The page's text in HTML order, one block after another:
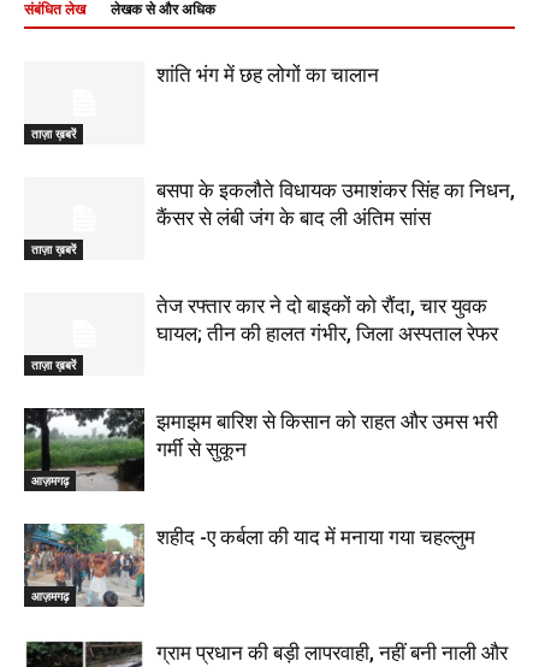
संबंधित लेख लेखक से और अधिक
ताज़ा ख़बरें
शांति भंग में छह लोगों का चालान
ताज़ा ख़बरें
बसपा के इकलौते विधायक उमाशंकर सिंह का निधन,
कैंसर से लंबी जंग के बाद ली अंतिम सांस
ताज़ा ख़बरें
तेज रफ्तार कार ने दो बाइकों को रौंदा, चार युवक
घायल; तीन की हालत गंभीर, जिला अस्पताल रेफर
आज़मगढ़
झमाझम बारिश से किसान को राहत और उमस भरी
गर्मी से सुकून
आज़मगढ़
शहीद -ए कर्बला की याद में मनाया गया चहल्लुम
ग्राम प्रधान की बड़ी लापरवाही, नहीं बनी नाली और